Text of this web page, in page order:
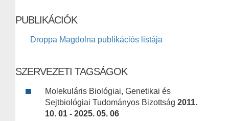
PUBLIKÁCIÓK
Droppa Magdolna publikációs listája
SZERVEZETI TAGSÁGOK
Molekuláris Biológiai, Genetikai és
Sejtbiológiai Tudományos Bizottság 2011.
10. 01 - 2025. 05. 06